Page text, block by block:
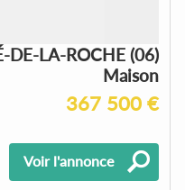
DE-LA-ROCHE (06)
Maison
367 500 €
Voir l'annonce